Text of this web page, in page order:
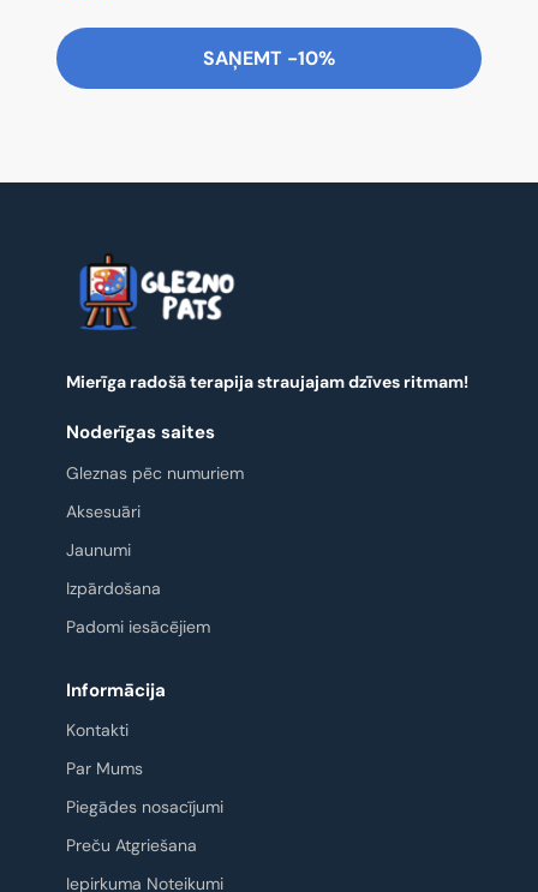
SAŅEMT -10%
Mierīga radošā terapija straujajam dzīves ritmam!
Noderīgas saites
Gleznas pēc numuriem
Aksesuāri
Jaunumi
Izpārdošana
Padomi iesācējiem
Informācija
Kontakti
Par Mums
Piegādes nosacījumi
Preču Atgriešana
Iepirkuma Noteikumi